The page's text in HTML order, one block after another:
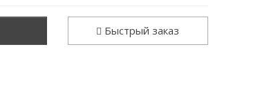
Быстрый заказ